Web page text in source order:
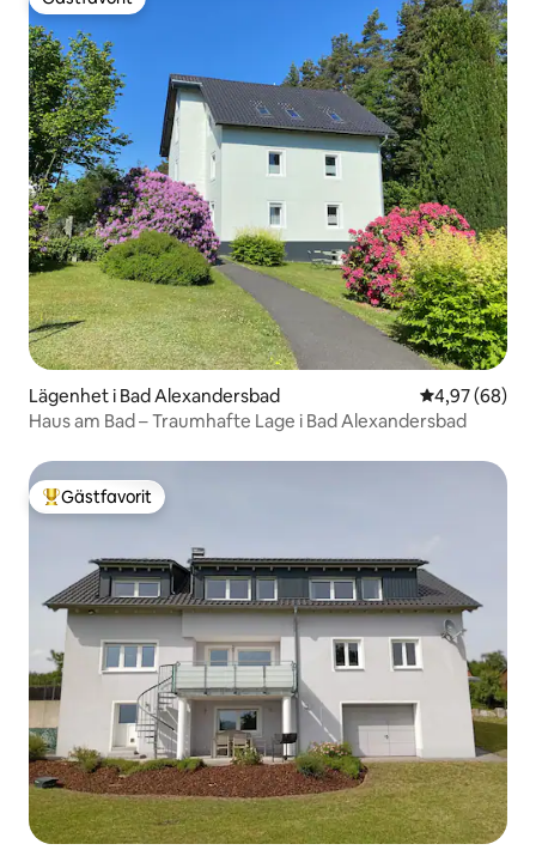
Gästfavorit
Lägenhet i Bad Alexandersbad 4,97 av 5 i
4,97 (68)
Haus am Bad – Traumhafte Lage i Bad Alexandersbad
Populär gästfavorit
Gästfavorit